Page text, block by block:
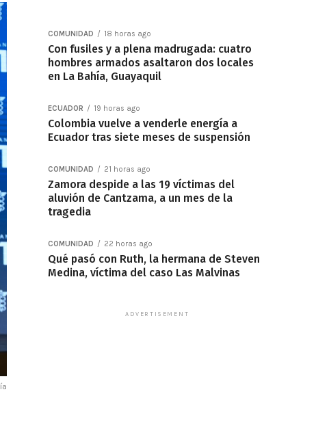
COMUNIDAD 18 horas ago
Con fusiles y a plena madrugada: cuatro
hombres armados asaltaron dos locales
en La Bahía, Guayaquil
ECUADOR 19 horas ago
Colombia vuelve a venderle energía a
Ecuador tras siete meses de suspensión
COMUNIDAD 21 horas ago
Zamora despide a las 19 víctimas del
aluvión de Cantzama, a un mes de la
tragedia
COMUNIDAD 22 horas ago
Qué pasó con Ruth, la hermana de Steven
Medina, víctima del caso Las Malvinas
ADVERTISEMENT